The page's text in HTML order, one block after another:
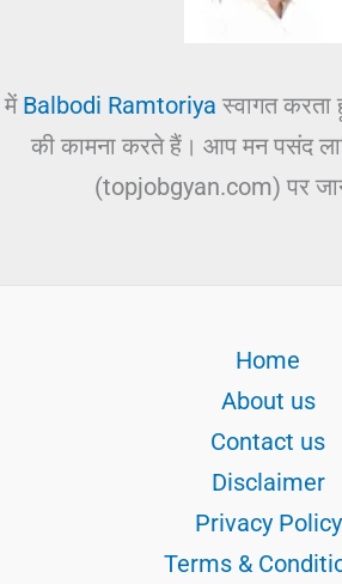
में Balbodi Ramtoriya स्वागत
की कामना करते हैं। आप मन पसंद
(topjobgyan.com) पर
Home
About us
Contact us
Disclaimer
Privacy Policy
Terms &